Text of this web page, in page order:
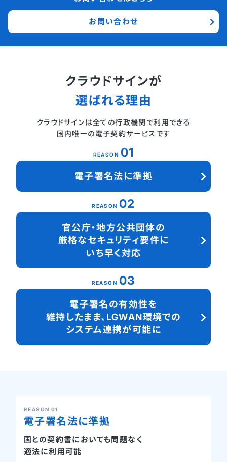
お問い合わせ
クラウドサインが
選ばれる理由
クラウドサインは全ての行政機関で利用できる
国内唯一の電子契約サービスです
REASON 01
電子署名法に準拠
REASON 02
官公庁・地方公共団体の
厳格なセキュリティ要件に
いち早く対応
REASON 03
電子署名の有効性を
維持したまま、LGWAN環境での
システム連携が可能に
REASON 01
電子署名法に準拠
国との契約書においても問題なく
適法に利用可能